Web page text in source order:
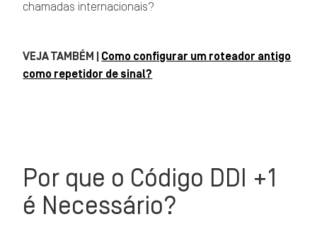
chamadas internacionais?
VEJA TAMBÉM | Como configurar um roteador antigo
como repetidor de sinal?
Por que o Código DDI +1
é Necessário?